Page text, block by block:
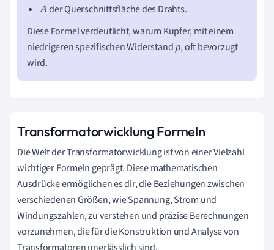
A der Querschnittsfläche des Drahts.
Diese Formel verdeutlicht, warum Kupfer, mit einem
niedrigeren spezifischen Widerstandρ, oft bevorzugt
wird.
Transformatorwicklung Formeln
Die Welt der Transformatorwicklung ist von einer Vielzahl
wichtiger Formeln geprägt. Diese mathematischen
Ausdrücke ermöglichen es dir, die Beziehungen zwischen
verschiedenen Größen, wie Spannung, Strom und
Windungszahlen, zu verstehen und präzise Berechnungen
vorzunehmen, die für die Konstruktion und Analyse von